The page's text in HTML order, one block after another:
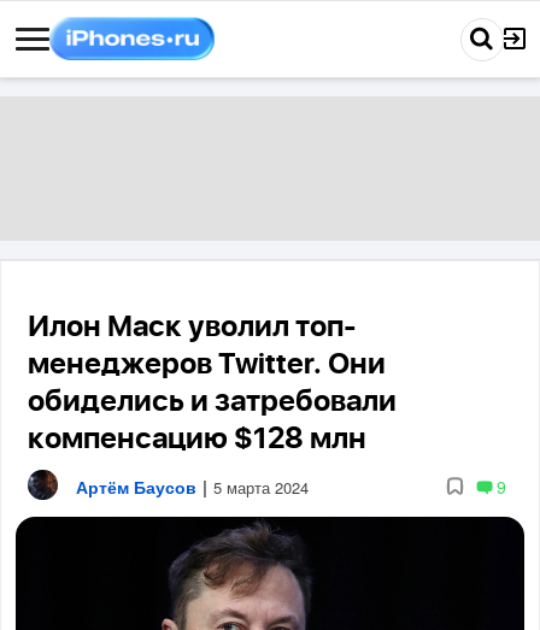
Илон Маск уволил топ-
менеджеров Twitter. Они
обиделись и затребовали
компенсацию $128 млн
Артём Баусов | 5 марта 2024 9